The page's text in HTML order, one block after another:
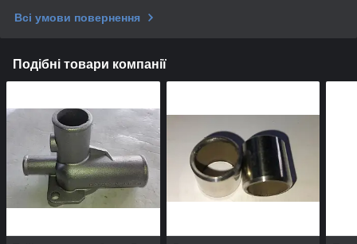
Всі умови повернення
Подібні товари компанії